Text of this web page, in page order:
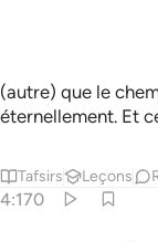
(autre) que le
éternellement. Et
Tafsirs Leçons
4:170